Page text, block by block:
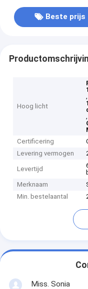
Beste prijs
Hoog licht
,
,
Certificering
Levering vermogen
Levertijd
Merknaam
Min. bestelaantal
Miss. Sonia